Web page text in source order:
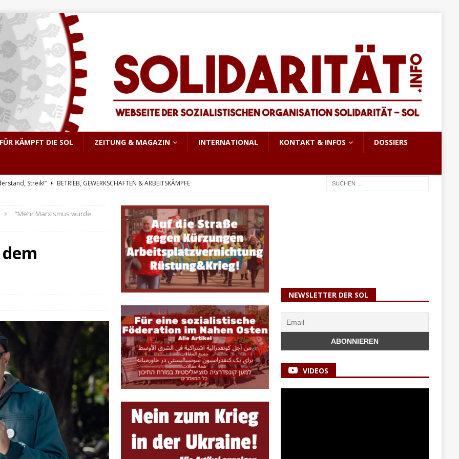
KÄMPFT DIE SOL ZEITUNG & MAGAZIN INTERNATIONAL KONTAKT & INFOS DOSSIERS
Streik!”
BETRIEB, GEWERKSCHAFTEN & ARBEITSKÄMPFE
Aufstand im pakistanisch verwalteten Kaschmir
INTERNATIONALES
THEORIE & GESCHICHTE
ein lebendiges Forum für marxistische Diskussionen und Debatten
“Mehr Marxismus würde
NEWSLETTER DER SOL
VIDEOS